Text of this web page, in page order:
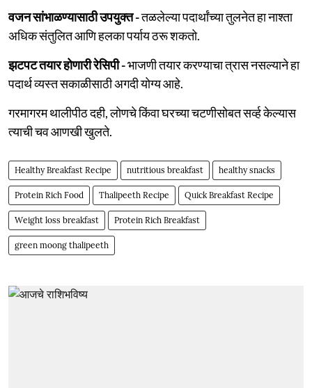
वजन सांभाळण्यासाठी उपयुक्त -तळलेल्या पदार्थांच्या तुलनेत हा नाश्ता
अधिक संतुलित आणि हलका पर्याय ठरू शकतो.
झटपट तयार होणारी रेसिपी -भाजणी तयार करण्याचा त्रास नसल्याने हा
पदार्थ व्यस्त सकाळीसाठी अगदी योग्य आहे.
गरमागरम थालीपीठ दही, लोणचे किंवा घरच्या चटणीसोबत सर्व्ह केल्यास
त्याची चव आणखी खुलते.
Healthy Breakfast Recipe nutritious breakfast healthy snacks
Protein Rich Food Thalipeeth Recipe Quick Breakfast Recipe
Weight loss breakfast Protein Rich Breakfast
green moong thalipeeth